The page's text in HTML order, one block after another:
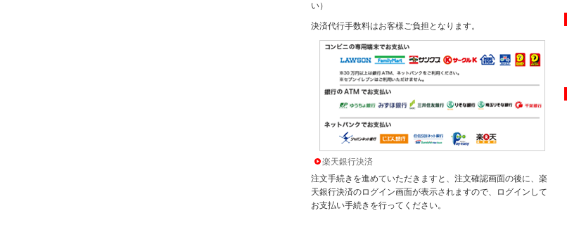
い）
決済代行手数料はお客様ご負担となります。
楽天銀行決済
注文手続きを進めていただきますと、注文確認画面の後に、楽
天銀行決済のログイン画面が表示されますので、ログインして
お支払い手続きを行ってください。